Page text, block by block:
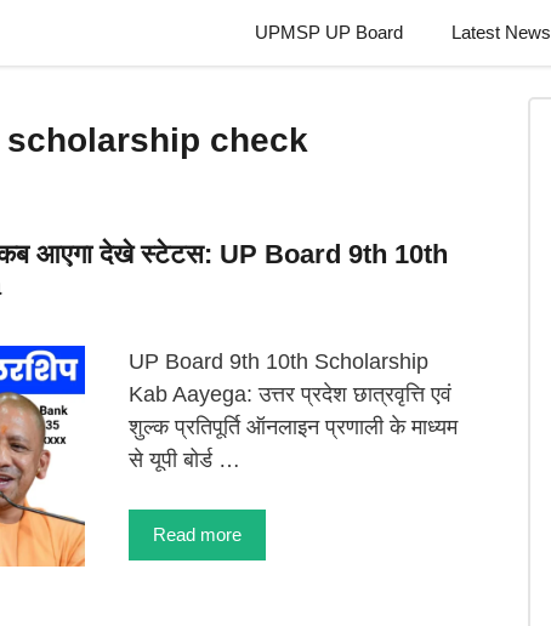
UPMSP UP Board Latest News
check
कब आएगा देखे स्टेटस: UP Board 9th 10th
UP Board 9th 10th Scholarship
Kab Aayega: उत्तर प्रदेश छात्रवृत्ति एवं
शुल्क प्रतिपूर्ति ऑनलाइन प्रणाली के माध्यम
से यूपी बोर्ड …
Read more